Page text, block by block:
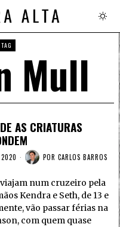
Mull
AS CRIATURAS
POR CARLOS BARROS
num cruzeiro pela
Kendra e Seth, de 13 e
vão passar férias na
com quem quase